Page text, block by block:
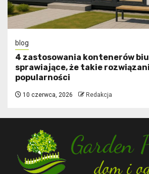
blog
4 zastosowania kontenerów
sprawiające, że takie
popularności
10 czerwca, 2026 Redakcja